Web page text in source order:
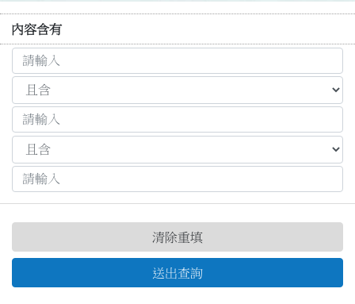
內容含有
送出查詢
清除重填